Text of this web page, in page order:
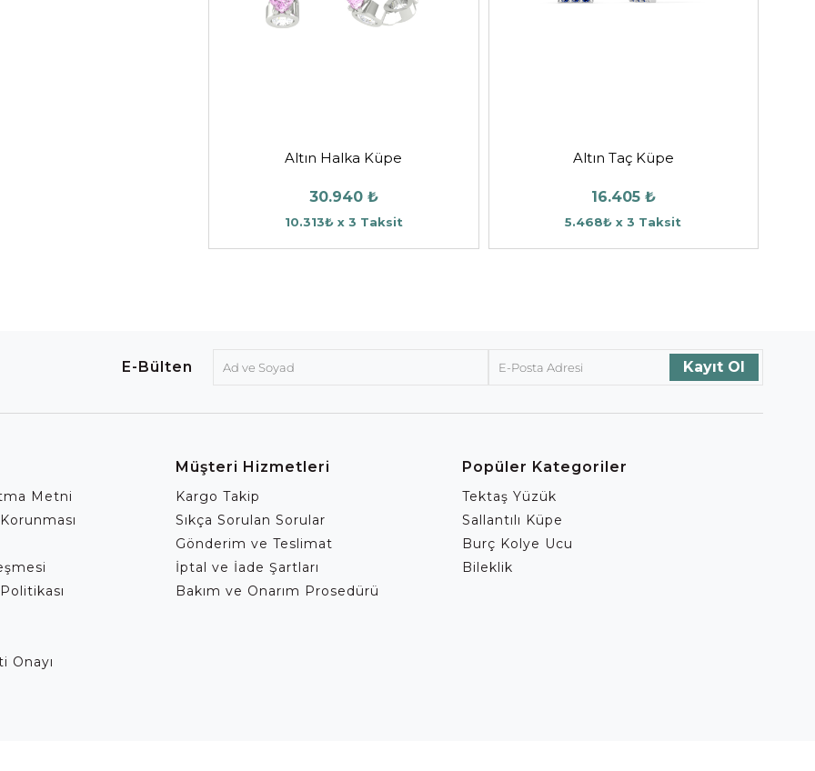
Altın Halka Küpe
30.940 ₺
10.313₺ x 3 Taksit
Altın Taç Küpe
16.405 ₺
5.468₺ x 3 Taksit
E-Bülten
Metni
Onayı
Müşteri Hizmetleri
Kargo Takip
Sıkça Sorulan Sorular
Gönderim ve Teslimat
İptal ve İade Şartları
Bakım ve Onarım Prosedürü
Popüler Kategoriler
Tektaş Yüzük
Sallantılı Küpe
Burç Kolye Ucu
Bileklik